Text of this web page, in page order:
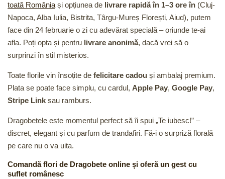
toată România și opțiunea de livrare rapidă în 1–3 ore în (Cluj-
Napoca, Alba Iulia, Bistrita, Târgu-Mureș Florești, Aiud), putem
face din 24 februarie o zi cu adevărat specială – oriunde te-ai
afla. Poți opta și pentru livrare anonimă, dacă vrei să o
surprinzi în stil misterios.
Toate florile vin însoțite de felicitare cadou și ambalaj premium.
Plata se poate face simplu, cu cardul, Apple Pay, Google Pay,
Stripe Link sau ramburs.
Dragobetele este momentul perfect să îi spui „Te iubesc!” –
discret, elegant și cu parfum de trandafiri. Fă-i o surpriză florală
pe care nu o va uita.
Comandă flori de Dragobete online și oferă un gest cu
suflet românesc